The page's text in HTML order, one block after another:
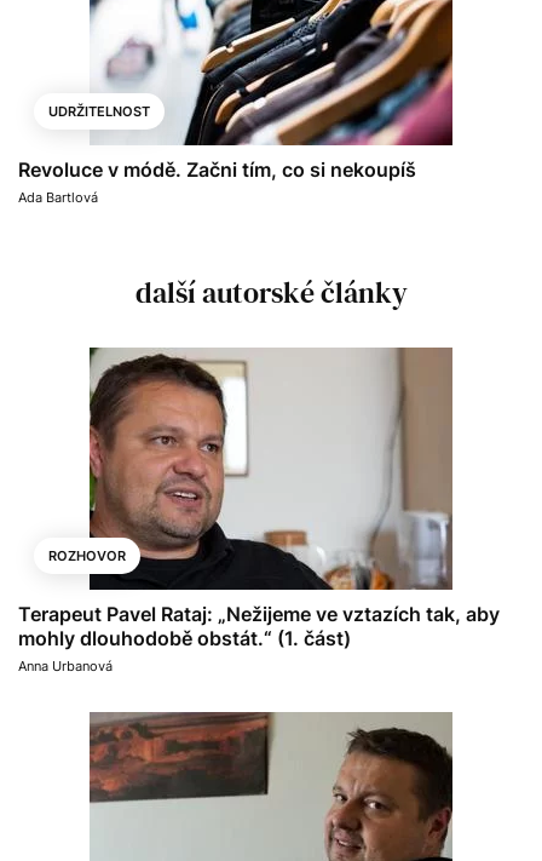
UDRŽITELNOST
Revoluce v módě. Začni tím, co si nekoupíš
Ada Bartlová
další autorské články
ROZHOVOR
Terapeut Pavel Rataj: „Nežijeme ve vztazích tak, aby
mohly dlouhodobě obstát.“ (1. část)
Anna Urbanová